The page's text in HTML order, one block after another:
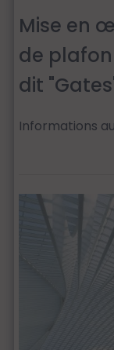
Mise en
de
dit
Informations